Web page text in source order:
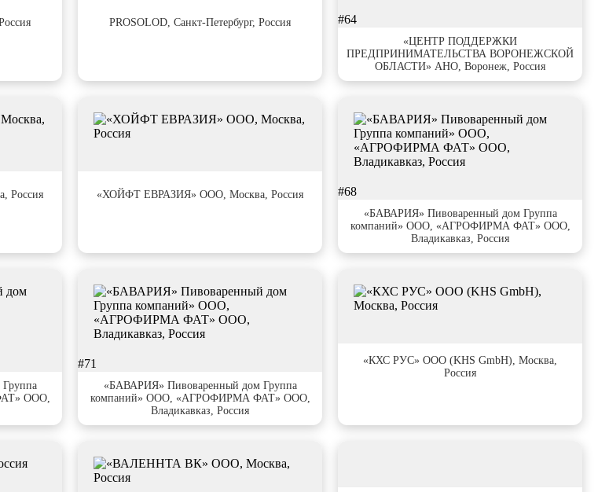
PROSOLOD, Санкт-Петербург, Россия #64
«ЦЕНТР ПОДДЕРЖКИ
ПРЕДПРИНИМАТЕЛЬСТВА ВОРОНЕЖСКОЙ
ОБЛАСТИ» АНО, Воронеж, Россия
Россия «ХОЙФТ ЕВРАЗИЯ» ООО, Москва, Россия #68
«БАВАРИЯ» Пивоваренный дом Группа
компаний» ООО, «АГРОФИРМА ФАТ» ООО,
Владикавказ, Россия
ООО,
#71
«БАВАРИЯ» Пивоваренный дом Группа
компаний» ООО, «АГРОФИРМА ФАТ» ООО,
Владикавказ, Россия
«КХС РУС» ООО (KHS GmbH), Москва,
Россия